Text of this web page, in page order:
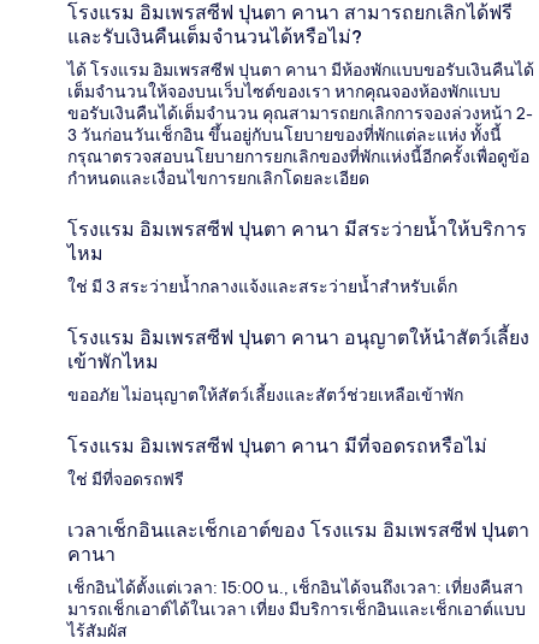
โรงแรม อิมเพรสซีฟ ปุนตา คานา สามารถยกเลิกได้ฟรี
และรับเงินคืนเต็มจำนวนได้หรือไม่?
ได้ โรงแรม อิมเพรสซีฟ ปุนตา คานา มีห้องพักแบบขอรับเงินคืนได้
เต็มจำนวนให้จองบนเว็บไซต์ของเรา หากคุณจองห้องพักแบบ
ขอรับเงินคืนได้เต็มจำนวน คุณสามารถยกเลิกการจองล่วงหน้า 2-
3 วันก่อนวันเช็กอิน ขึ้นอยู่กับนโยบายของที่พักแต่ละแห่ง ทั้งนี้
กรุณาตรวจสอบนโยบายการยกเลิกของที่พักแห่งนี้อีกครั้งเพื่อดูข้อ
กำหนดและเงื่อนไขการยกเลิกโดยละเอียด
โรงแรม อิมเพรสซีฟ ปุนตา คานา มีสระว่ายน้ำให้บริการ
ไหม
ใช่ มี 3 สระว่ายน้ำกลางแจ้งและสระว่ายน้ำสำหรับเด็ก
โรงแรม อิมเพรสซีฟ ปุนตา คานา อนุญาตให้นำสัตว์เลี้ยง
เข้าพักไหม
ขออภัย ไม่อนุญาตให้สัตว์เลี้ยงและสัตว์ช่วยเหลือเข้าพัก
โรงแรม อิมเพรสซีฟ ปุนตา คานา มีที่จอดรถหรือไม่
ใช่ มีที่จอดรถฟรี
เวลาเช็กอินและเช็กเอาต์ของ โรงแรม อิมเพรสซีฟ ปุนตา
คานา
เช็กอินได้ตั้งแต่เวลา: 15:00 น., เช็กอินได้จนถึงเวลา: เที่ยงคืนสา
มารถเช็กเอาต์ได้ในเวลา เที่ยง มีบริการเช็กอินและเช็กเอาต์แบบ
ไร้สัมผัส